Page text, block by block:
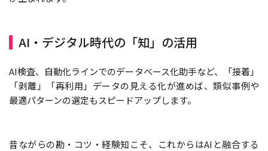
AI・デジタル時代の「知」の活用
AI検査、自動化ラインでのデータベース化助手など、「接着」
「剥離」「再利用」データの見える化が進めば、類似事例や
最適パターンの選定もスピードアップします。
昔ながらの勘・コツ・経験知こそ、これからはAIと融合する